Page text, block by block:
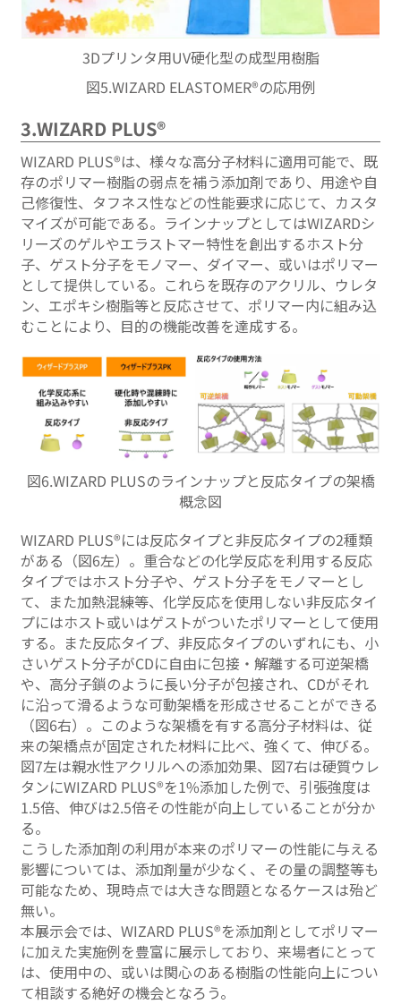
3Dプリンタ用UV硬化型の成型用樹脂
図5.WIZARD ELASTOMER®の応用例
3.WIZARD PLUS®
WIZARD PLUS®は、様々な高分子材料に適用可能で、既
存のポリマー樹脂の弱点を補う添加剤であり、用途や自
己修復性、タフネス性などの性能要求に応じて、カスタ
マイズが可能である。ラインナップとしてはWIZARDシ
リーズのゲルやエラストマー特性を創出するホスト分
子、ゲスト分子をモノマー、ダイマー、或いはポリマー
として提供している。これらを既存のアクリル、ウレタ
ン、エポキシ樹脂等と反応させて、ポリマー内に組み込
むことにより、目的の機能改善を達成する。
図6.WIZARD PLUSのラインナップと反応タイプの架橋
概念図
WIZARD PLUS®には反応タイプと非反応タイプの2種類
がある（図6左）。重合などの化学反応を利用する反応
タイプではホスト分子や、ゲスト分子をモノマーとし
て、また加熱混練等、化学反応を使用しない非反応タイ
プにはホスト或いはゲストがついたポリマーとして使用
する。また反応タイプ、非反応タイプのいずれにも、小
さいゲスト分子がCDに自由に包接・解離する可逆架橋
や、高分子鎖のように長い分子が包接され、CDがそれ
に沿って滑るような可動架橋を形成させることができる
（図6右）。このような架橋を有する高分子材料は、従
来の架橋点が固定された材料に比べ、強くて、伸びる。
図7左は親水性アクリルへの添加効果、図7右は硬質ウレ
タンにWIZARD PLUS®を1%添加した例で、引張強度は
1.5倍、伸びは2.5倍その性能が向上していることが分か
る。
こうした添加剤の利用が本来のポリマーの性能に与える
影響については、添加剤量が少なく、その量の調整等も
可能なため、現時点では大きな問題となるケースは殆ど
無い。
本展示会では、WIZARD PLUS®を添加剤としてポリマー
に加えた実施例を豊富に展示しており、来場者にとって
は、使用中の、或いは関心のある樹脂の性能向上につい
て相談する絶好の機会となろう。